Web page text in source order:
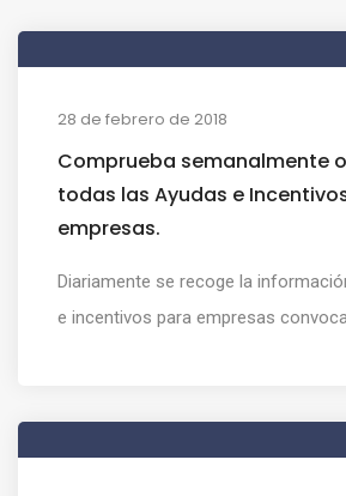
28 de febrero de 2018
Comprueba semanalmente
todas las Ayudas e
empresas.
Diariamente se recoge la
e incentivos para empresas